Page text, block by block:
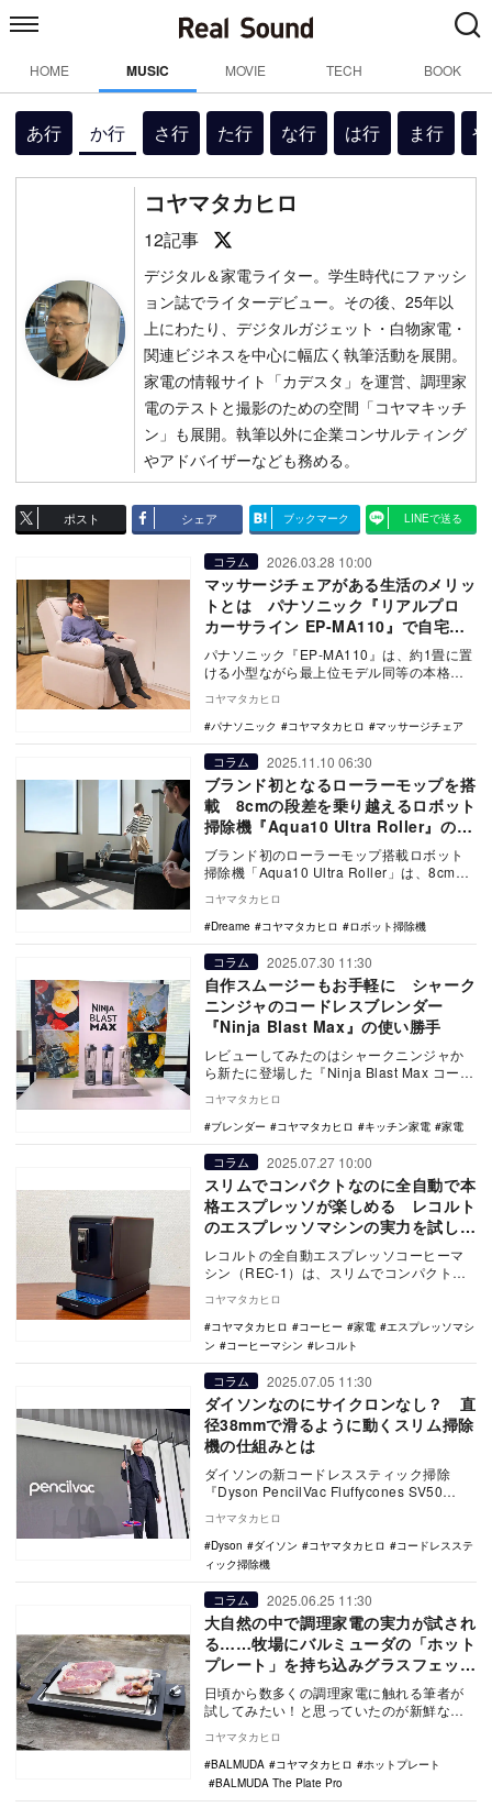
HOME MUSIC MOVIE TECH BOOK
あ行 か行 さ行 た行 な行 は行 ま行
コヤマタカヒロ
12記事
デジタル＆家電ライター。学生時代にファッシ
ョン誌でライターデビュー。その後、25年以
上にわたり、デジタルガジェット・白物家電・
関連ビジネスを中心に幅広く執筆活動を展開。
家電の情報サイト「カデスタ」を運営、調理家
電のテストと撮影のための空間「コヤマキッチ
ン」も展開。執筆以外に企業コンサルティング
やアドバイザーなども務める。
ポスト シェア ブックマーク LINEで送る
コラム 2026.03.28 10:00
マッサージチェアがある生活のメリッ
トとは パナソニック『リアルプロ
カーサライン EP-MA110』で自宅で
の疲労回復
パナソニック『EP-MA110』は、約1畳に置
ける小型ながら最上位モデル同等の本格機
復を…
コヤマタカヒロ
パナソニック
コヤマタカヒロ マッサージチェア
コラム 2025.11.10 06:30
ブランド初となるローラーモップを搭
載 8cmの段差を乗り越えるロボット
掃除機『Aqua10 Ultra Roller』の実
力
ブランド初のローラーモップ搭載ロボット
掃除機「Aqua10 Ultra Roller」は、8cm段
コヤマタカヒロ
Dreame
コヤマタカヒロ ロボット掃除機
コラム 2025.07.30 11:30
自作スムージーもお手軽に シャーク
ニンジャのコードレスブレンダー
『Ninja Blast Max』の使い勝手
レビューしてみたのはシャークニンジャか
ら新たに登場した『Ninja Blast Max コード
コヤマタカヒロ
ブレンダー
コヤマタカヒロ キッチン家電 家電
コラム 2025.07.27 10:00
スリムでコンパクトなのに全自動で本
格エスプレッソが楽しめる レコルト
のエスプレッソマシンの実力を試して
みた
レコルトの全自動エスプレッソコーヒーマ
シン（REC-1）は、スリムでコンパクトな
める。高価…
コヤマタカヒロ
コヤマタカヒロ
コーヒー 家電
エスプレッソマシ
ン
コーヒーマシン レコルト
コラム 2025.07.05 11:30
ダイソンなのにサイクロンなし？ 直
径38mmで滑るように動くスリム掃除
機の仕組みとは
ダイソンの新コードレススティック掃除
『Dyson PencilVac Fluffycones SV50
コヤマタカヒロ
Dyson
ダイソン コヤマタカヒロ
コードレスステ
ィック掃除機
コラム 2025.06.25 11:30
大自然の中で調理家電の実力が試され
る……牧場にバルミューダの「ホット
プレート」を持ち込みグラスフェッド
ビーフを堪能してみた
日頃から数多くの調理家電に触れる筆者が
試してみたい！と思っていたのが新鮮な素
てしまう「現地…
コヤマタカヒロ
BALMUDA
コヤマタカヒロ
ホットプレート
BALMUDA The Plate Pro